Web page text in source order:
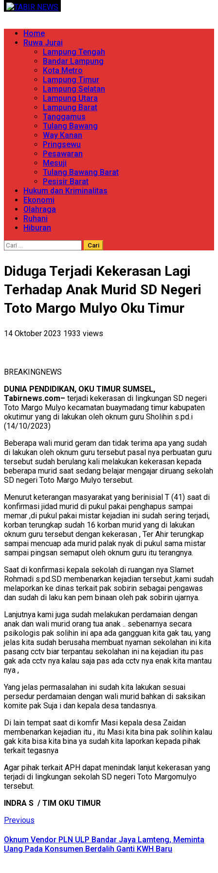
Skip
content
TERPERCAYA MENYINGKAP BERITA
Primary
Menu
Home
Ruwa Jurai
Lampung Tengah
Bandar Lampung
Kota Metro
Lampung Timur
Lampung Selatan
Lampung Utara
Lampung Barat
Tanggamus
Tulang Bawang
Way Kanan
Pringsewu
Pesawaran
Mesuji
Tulang Bawang Barat
Pesisir Barat
Hukum dan Kriminalitas
Ekonomi
Olahraga
Ruhani
Hiburan
Cari
Diduga Terjadi Kekerasan Lagi
Terhadap Anak Murid SD Negeri
Toto Margo Mulyo Oku Timur
14 Oktober 2023 1933 views
BREAKINGNEWS
DUNIA PENDIDIKAN, OKU TIMUR SUMSEL,
Tabirnews.com– terjadi kekerasan di lingkungan SD negeri
Toto Margo Mulyo kecamatan buaymadang timur kabupaten
okutimur yang di lakukan oleh oknum guru Sholihin s.pd.i
(14/10/2023)
Beberapa wali murid geram dan tidak terima apa yang sudah
di lakukan oleh oknum guru tersebut pasal nya perbuatan guru
tersebut sudah berulang kali melakukan kekerasan kepada
beberapa murid saat sedang belajar mengajar diruang sekolah
SD negeri Toto Margo Mulyo tersebut.
Menurut keterangan masyarakat yang berinisial T (41) saat di
konfirmasi jidad murid di pukul pakai penghapus sampai
memar ,di pukul pakai mistar kejadian ini sudah sering terjadi,
korban terungkap sudah 16 korban murid yang di lakukan
oknum guru tersebut dengan kekerasan , Ter Ahir terungkap
sampai mencuap ada murid palak nyak di pukul sama mistar
sampai pingsan semaput oleh oknum guru itu terangnya.
Saat di konfirmasi kepala sekolah di ruangan nya Slamet
Rohmadi s.pd.SD membenarkan kejadian tersebut ,kami sudah
melaporkan ke dinas terkait pak sobirin sebagai pengawas
dan sudah di laku kan pem binaan oleh pak sobirin ujarnya.
Lanjutnya kami juga sudah melakukan perdamaian dengan
anak dan wali murid orang tua anak .. sebenarnya secara
psikologis pak solihin ini apa ada gangguan kita gak tau, yang
jelas kita sudah berusaha membuat nyaman sekolahan ini kita
pasang cctv biar terpantau sekolahan ini na kejadian itu pas
gak ada cctv nya kalau saja pas ada cctv nya enak kita mantau
nya ,
Yang jelas permasalahan ini sudah kita lakukan sesuai
persedur perdamaian dengan wali murid bahkan di saksikan
komite pak Suja i dan kepala desa tandasnya.
Di lain tempat saat di komfir Masi kepala desa Zaidan
membenarkan kejadian itu , itu Masi kita bina pak solihin kalau
gak kita bisa kita bina ya sudah kita laporkan kepada pihak
terkait tegasnya
Agar pihak terkait APH dapat menindak lanjut kekerasan yang
terjadi di lingkungan sekolah SD negeri Toto Margomulyo
tersebut.
INDRA S / TIM OKU TIMUR
Continue
Reading
Previous
Oknum Vendor PLN ULP Bandar Jaya Lamteng, Meminta
Uang Pada Konsumen Berdalih Ganti KWH Baru